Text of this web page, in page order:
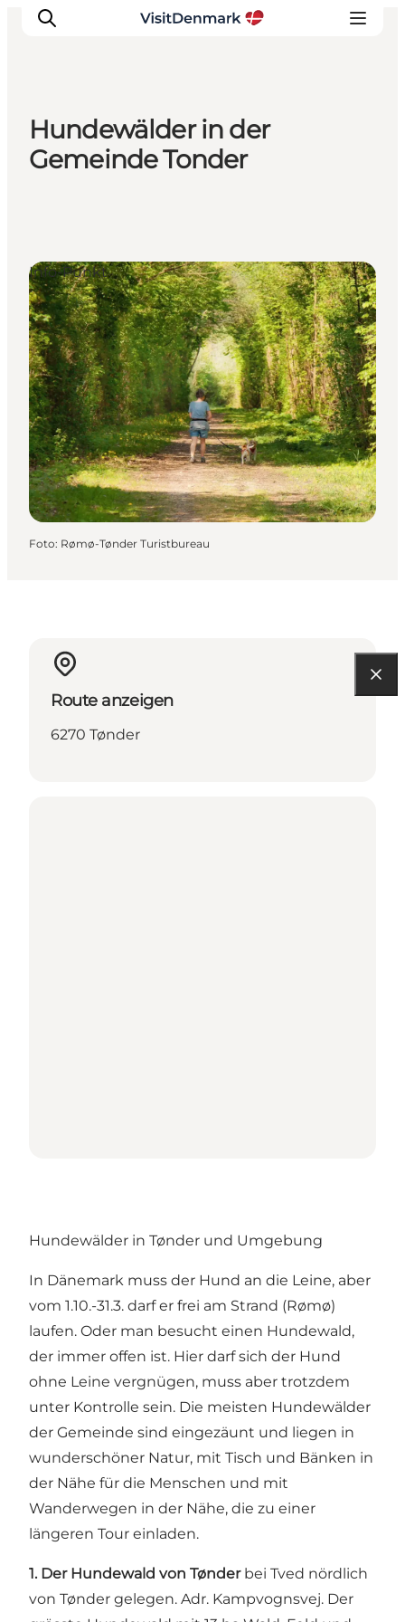
Inspiration
Hundewälder in der
Gemeinde Tonder
Info-Punkt
Foto: Rømø-Tønder Turistbureau
Route anzeigen
6270 Tønder
Hundewälder in Tønder und Umgebung
In Dänemark muss der Hund an die Leine, aber
vom 1.10.-31.3. darf er frei am Strand (Rømø)
laufen. Oder man besucht einen Hundewald,
der immer offen ist. Hier darf sich der Hund
ohne Leine vergnügen, muss aber trotzdem
unter Kontrolle sein. Die meisten Hundewälder
der Gemeinde sind eingezäunt und liegen in
wunderschöner Natur, mit Tisch und Bänken in
der Nähe für die Menschen und mit
Wanderwegen in der Nähe, die zu einer
längeren Tour einladen.
1. Der Hundewald von Tønder bei Tved nördlich
von Tønder gelegen. Adr. Kampvognsvej. Der